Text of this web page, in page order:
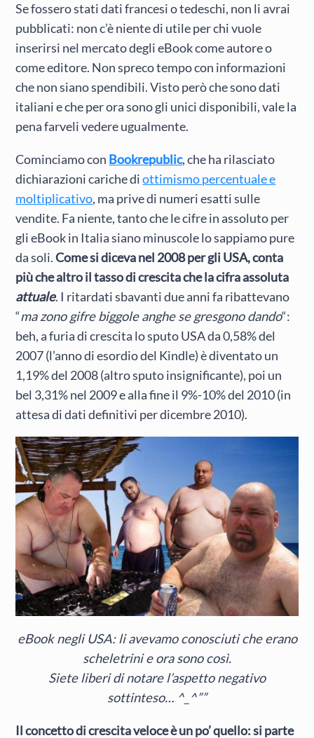
Se fossero stati dati francesi o tedeschi, non li avrai
pubblicati: non c’è niente di utile per chi vuole
inserirsi nel mercato degli eBook come autore o
come editore. Non spreco tempo con informazioni
che non siano spendibili. Visto però che sono dati
italiani e che per ora sono gli unici disponibili, vale la
pena farveli vedere ugualmente.
Cominciamo con Bookrepublic, che ha rilasciato
dichiarazioni cariche diottimismo percentuale e
moltiplicativo, ma prive di numeri esatti sulle
vendite. Fa niente, tanto che le cifre in assoluto per
gli eBook in Italia siano minuscole lo sappiamo pure
da soli.Come si diceva nel 2008 per gli USA, conta
più che altro il tasso di crescita che la cifra assoluta
attuale. I ritardati sbavanti due anni fa ribattevano
“ma zono gifre biggole anghe se gresgono dando“:
beh, a furia di crescita lo sputo USA da 0,58% del
2007 (l’anno di esordio del Kindle) è diventato un
1,19% del 2008 (altro sputo insignificante), poi un
bel 3,31% nel 2009 e alla fine il 9%-10% del 2010 (in
attesa di dati definitivi per dicembre 2010).
eBook negli USA: li avevamo conosciuti che erano
scheletrini e ora sono così.
Siete liberi di notare l’aspetto negativo
sottinteso… ^_^””
Il concetto di crescita veloce è un po’ quello: si parte